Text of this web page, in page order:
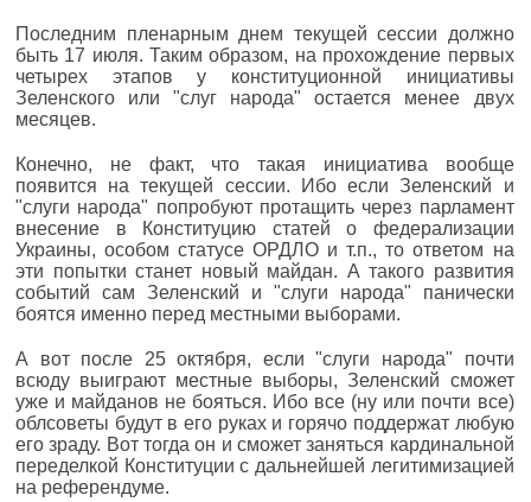
Последним пленарным днем текущей сессии должно
быть 17 июля. Таким образом, на прохождение первых
четырех этапов у конституционной инициативы
Зеленского или "слуг народа" остается менее двух
месяцев.
Конечно, не факт, что такая инициатива вообще
появится на текущей сессии. Ибо если Зеленский и
"слуги народа" попробуют протащить через парламент
внесение в Конституцию статей о федерализации
Украины, особом статусе ОРДЛО и т.п., то ответом на
эти попытки станет новый майдан. А такого развития
событий сам Зеленский и "слуги народа" панически
боятся именно перед местными выборами.
А вот после 25 октября, если "слуги народа" почти
всюду выиграют местные выборы, Зеленский сможет
уже и майданов не бояться. Ибо все (ну или почти все)
облсоветы будут в его руках и горячо поддержат любую
его зраду. Вот тогда он и сможет заняться кардинальной
переделкой Конституции с дальнейшей легитимизацией
на референдуме.